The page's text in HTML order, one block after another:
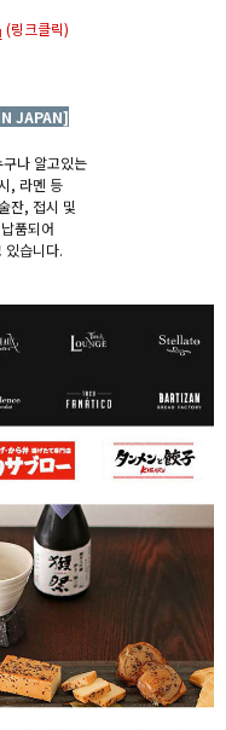
(링크클릭)
JAPAN]
나 알고있는
, 라멘 등
잔, 접시 및
품되어
있습니다.